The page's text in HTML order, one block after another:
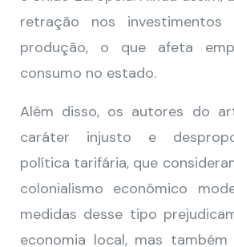
retração nos
produção, o que afeta
consumo no estado.
Além disso, os autores do
caráter injusto e
política tarifária, que
colonialismo econômico
medidas desse tipo
economia local, mas